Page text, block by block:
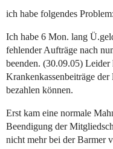
ich habe folgendes Problem:
Ich habe 6 Mon. lang
fehlender Aufträge nach
beenden. (30.09.05)
Krankenkassenbeiträge
bezahlen können.
Erst kam eine normale
Beendigung der
nicht mehr bei der Barmer